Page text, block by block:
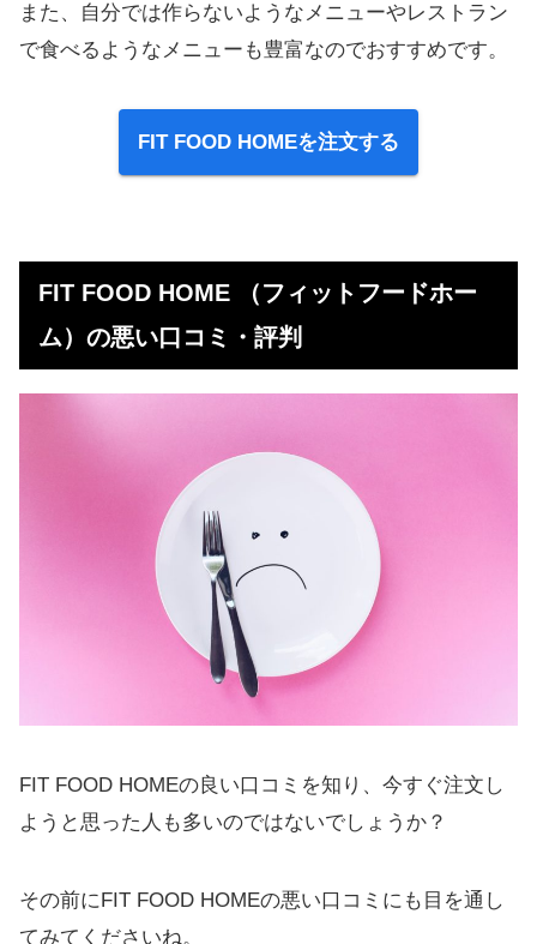
また、自分では作らないようなメニューやレストラン
で食べるようなメニューも豊富なのでおすすめです。
FIT FOOD HOMEを注文する
FIT FOOD HOME （フィットフードホー
ム）の悪い口コミ・評判
FIT FOOD HOMEの良い口コミを知り、今すぐ注文し
ようと思った人も多いのではないでしょうか？
その前にFIT FOOD HOMEの悪い口コミにも目を通し
てみてくださいね。